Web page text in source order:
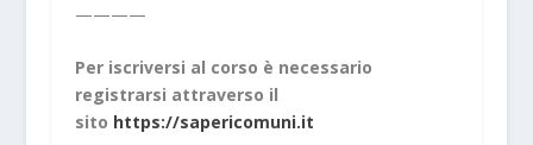
————
Per iscriversi al corso è necessario
registrarsi attraverso il
sito https://sapericomuni.it